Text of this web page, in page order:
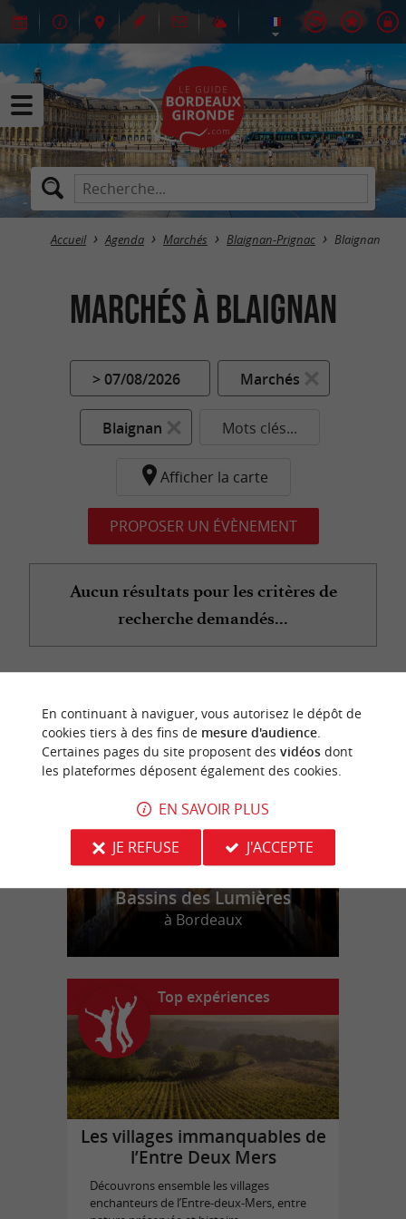
Accueil Agenda Marchés Blaignan-Prignac Blaignan
Marchés à Blaignan
> 07/08/2026 Marchés
Blaignan Mots clés...
Afficher la carte
PROPOSER UN ÉVÈNEMENT
Aucun résultats pour les critères de
recherche demandés...
n
o
t
r
e
c
o
u
p
d
e
c
o
e
u
r
Bassins des Lumières
à Bordeaux
Top expériences
Les villages immanquables de
l’Entre Deux Mers
Découvrons ensemble les villages
enchanteurs de l’Entre-deux-Mers, entre
En continuant à naviguer, vous autorisez le dépôt de
cookies tiers à des fins de mesure d'audience.
Certaines pages du site proposent des vidéosdont
les plateformes déposent également des cookies.
EN SAVOIR PLUS
JE REFUSE
J'ACCEPTE